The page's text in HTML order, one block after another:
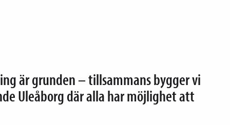
är grunden – tillsammans bygger vi
Uleåborg där alla har möjlighet att